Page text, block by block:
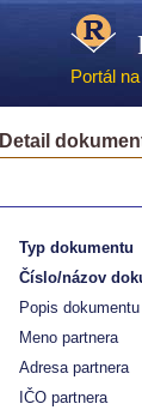
Portál
Detail
Typ dokumentu
Číslo/názov
Popis dokumentu
Meno partnera
Adresa partnera
IČO partnera